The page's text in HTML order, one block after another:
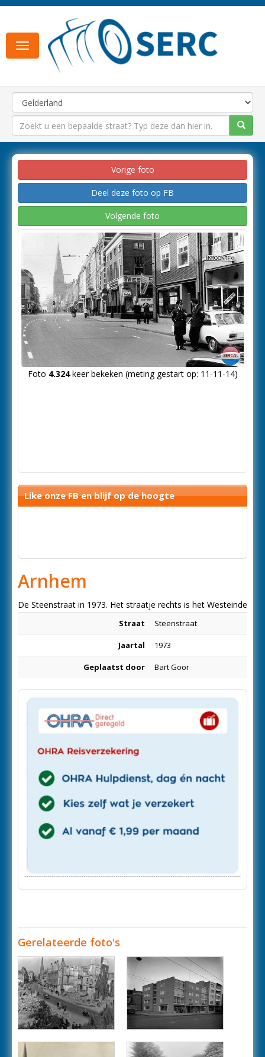
Toggle
navigation
Vorige foto
Deel deze foto op FB
Volgende foto
Foto 4.324keer bekeken (meting gestart op: 11-11-14)
Like onze FB en blijf op de hoogte
Arnhem
De Steenstraat in 1973. Het straatje rechts is het Westeinde
Straat Steenstraat
Jaartal 1973
Geplaatst door Bart Goor
Gerelateerde foto's